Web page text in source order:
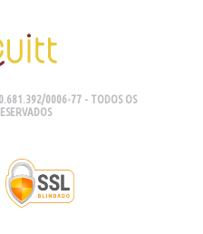
0006-77 - TODOS OS